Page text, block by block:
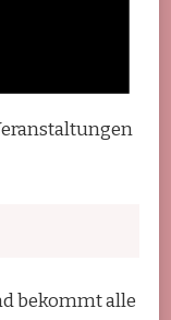
bekommt alle